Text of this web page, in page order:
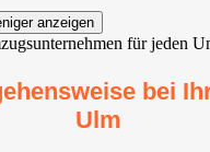
anzeigen
bei
Ulm